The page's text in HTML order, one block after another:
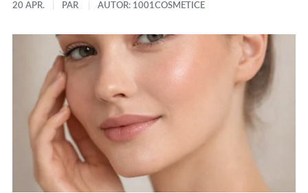
20 APR.
PAR AUTOR: 1001COSMETICE